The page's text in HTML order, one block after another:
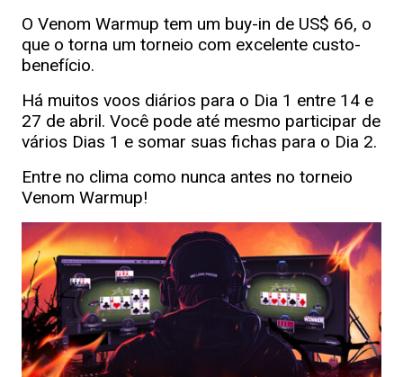
O Venom Warmup tem um buy-in de US$ 66, o
que o torna um torneio com excelente custo-
benefício.
Há muitos voos diários para o Dia 1 entre 14 e
27 de abril. Você pode até mesmo participar de
vários Dias 1 e somar suas fichas para o Dia 2.
Entre no clima como nunca antes no torneio
Venom Warmup!